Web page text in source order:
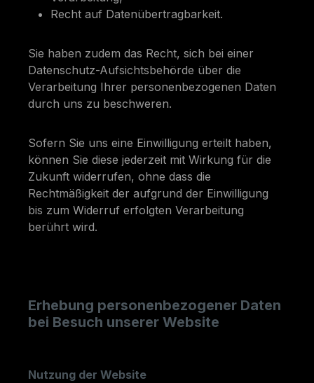
Recht auf Datenübertragbarkeit.
Sie haben zudem das Recht, sich bei einer
Datenschutz-Aufsichtsbehörde über die
Verarbeitung Ihrer personenbezogenen Daten
durch uns zu beschweren.
Sofern Sie uns eine Einwilligung erteilt haben,
können Sie diese jederzeit mit Wirkung für die
Zukunft widerrufen, ohne dass die
Rechtmäßigkeit der aufgrund der Einwilligung
bis zum Widerruf erfolgten Verarbeitung
berührt wird.
Erhebung personenbezogener Daten
bei Besuch unserer Website
Nutzung der Website